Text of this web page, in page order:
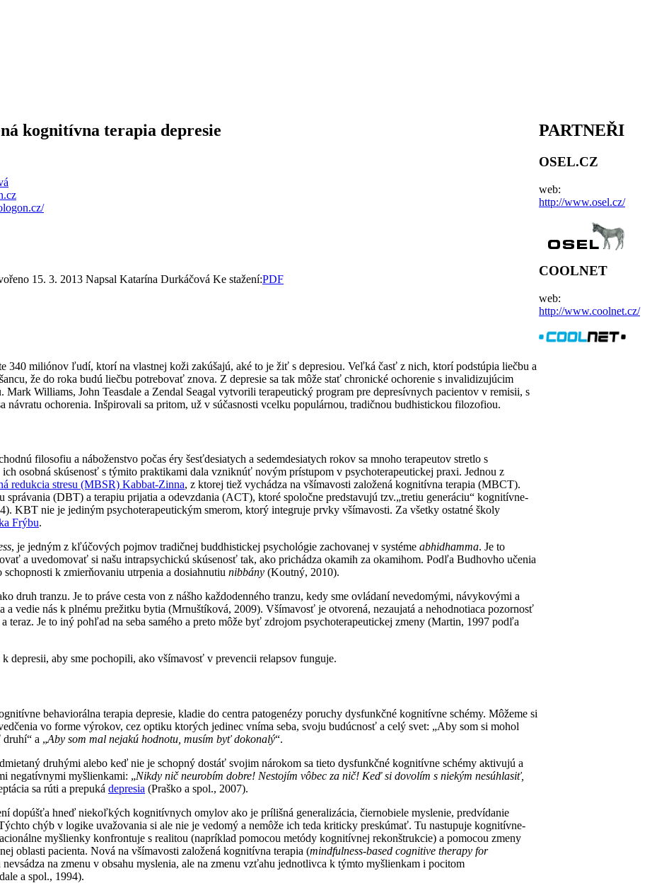
kognitívna terapia depresie
15. 3. 2013 Napsal Katarína Durkáčová Ke stažení:PDF
340 miliónov ľudí, ktorí na vlastnej koži zakúšajú, aké to je žiť s depresiou. Veľká časť z nich, ktorí podstúpia liečbu a
že do roka budú liečbu potrebovať znova. Z depresie sa tak môže stať chronické ochorenie s invalidizujúcim
Mark Williams, John Teasdale a Zendal Seagal vytvorili terapeutický program pre depresívnych pacientov v remisii, s
ochorenia. Inšpirovali sa pritom, už v súčasnosti vcelku populárnou, tradičnou budhistickou filozofiou.
filosofiu a náboženstvo počas éry šesťdesiatych a sedemdesiatych rokov sa mnoho terapeutov stretlo s
osobná skúsenosť s týmito praktikami dala vzniknúť novým prístupom v psychoterapeutickej praxi. Jednou z
redukcia stresu (MBSR) Kabbat-Zinna, z ktorej tiež vychádza na všímavosti založená kognitívna terapia (MBCT).
správania (DBT) a terapiu prijatia a odevzdania (ACT), ktoré spoločne predstavujú tzv.„tretiu generáciu“ kognitívne-
KBT nie je jediným psychoterapeutickým smerom, ktorý integruje prvky všímavosti. Za všetky ostatné školy
Frýbu.
, je jedným z kľúčových pojmov tradičnej buddhistickej psychológie zachovanej v systéme abhidhamma. Je to
a uvedomovať si našu intrapsychickú skúsenosť tak, ako prichádza okamih za okamihom. Podľa Budhovho učenia
k zmierňovaniu utrpenia a dosiahnutiu nibbány (Koutný, 2010).
druh tranzu. Je to práve cesta von z nášho každodenného tranzu, kedy sme ovládaní nevedomými, návykovými a
a vedie nás k plnému prežitku bytia (Mrnuštíková, 2009). Všímavosť je otvorená, nezaujatá a nehodnotiaca pozornosť
teraz. Je to iný pohľad na seba samého a preto môže byť zdrojom psychoterapeutickej zmeny (Martin, 1997 podľa
depresii, aby sme pochopili, ako všímavosť v prevencii relapsov funguje.
behaviorálna terapia depresie, kladie do centra patogenézy poruchy dysfunkčné kognitívne schémy. Môžeme si
vo forme výrokov, cez optiku ktorých jedinec vníma seba, svoju budúcnosť a celý svet: „Aby som si mohol
a „Aby som mal nejakú hodnotu, musím byť dokonalý“.
druhými alebo keď nie je schopný dostáť svojim nárokom sa tieto dysfunkčné kognitívne schémy aktivujú a
negatívnymi myšlienkami: „Nikdy nič neurobím dobre! Nestojím vôbec za nič! Keď si dovolím s niekým nesúhlasiť,
sa rúti a prepuká depresia (Praško a spol., 2007).
dopúšťa hneď niekoľkých kognitívnych omylov ako je prílišná generalizácia, čiernobiele myslenie, predvídanie
chýb v logike uvažovania si ale nie je vedomý a nemôže ich teda kriticky preskúmať. Tu nastupuje kognitívne-
myšlienky konfrontuje s realitou (napríklad pomocou metódy kognitívnej rekonštrukcie) a pomocou zmeny
oblasti pacienta. Nová na všímavosti založená kognitívna terapia (mindfulness-based cognitive therapy for
na zmenu v obsahu myslenia, ale na zmenu vzťahu jednotlivca k týmto myšlienkam i pocitom
a spol., 1994).
PARTNEŘI
OSEL.CZ
web:
http://www.osel.cz/
COOLNET
web:
http://www.coolnet.cz/